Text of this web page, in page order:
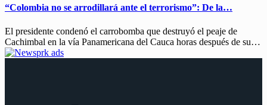
“Colombia no se arrodillará ante el terrorismo”: De la…
El presidente condenó el carrobomba que destruyó el peaje de
Cachimbal en la vía Panamericana del Cauca horas después de su…